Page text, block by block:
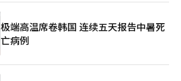
极端高温席卷韩国 连续五天报告中暑死
亡病例